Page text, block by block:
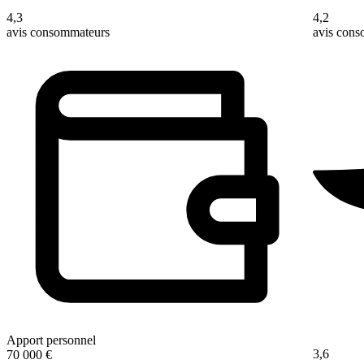
4,3
avis consommateurs
Apport personnel
70 000 €
4,2
avis
3,6